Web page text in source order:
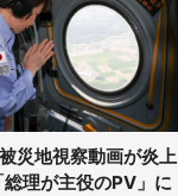
災地視察動画が炎上
理が主役のPV」に